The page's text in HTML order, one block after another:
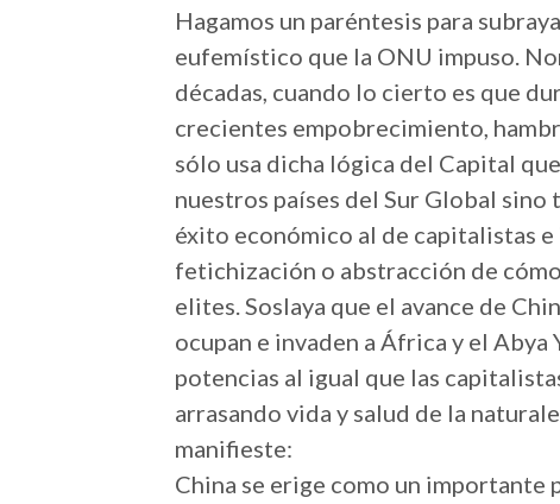
Hagamos un paréntesis para
eufemístico que la ONU impuso.
décadas, cuando lo cierto es que
crecientes empobrecimiento,
sólo usa dicha lógica del Capital
nuestros países del Sur Global
éxito económico al de capitalistas e
fetichización o abstracción de
elites. Soslaya que el avance de
ocupan e invaden a África y el
potencias al igual que las
arrasando vida y salud de la
manifieste:
China se erige como un importante